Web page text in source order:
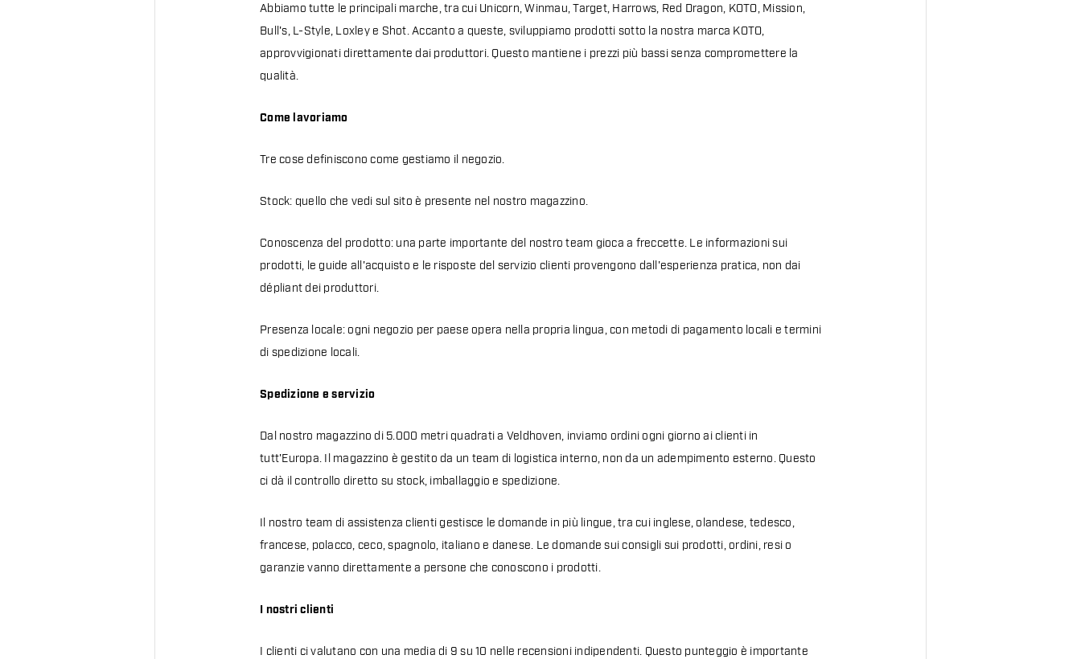
Abbiamo tutte le principali marche, tra cui Unicorn, Winmau, Target, Harrows, Red Dragon, KOTO, Mission,
Bull's, L-Style, Loxley e Shot. Accanto a queste, sviluppiamo prodotti sotto la nostra marca KOTO,
approvvigionati direttamente dai produttori. Questo mantiene i prezzi più bassi senza compromettere la
qualità.
Come lavoriamo
Tre cose definiscono come gestiamo il negozio.
Stock: quello che vedi sul sito è presente nel nostro magazzino.
Conoscenza del prodotto: una parte importante del nostro team gioca a freccette. Le informazioni sui
prodotti, le guide all'acquisto e le risposte del servizio clienti provengono dall'esperienza pratica, non dai
dépliant dei produttori.
Presenza locale: ogni negozio per paese opera nella propria lingua, con metodi di pagamento locali e termini
di spedizione locali.
Spedizione e servizio
Dal nostro magazzino di 5.000 metri quadrati a Veldhoven, inviamo ordini ogni giorno ai clienti in
tutt'Europa. Il magazzino è gestito da un team di logistica interno, non da un adempimento esterno. Questo
ci dà il controllo diretto su stock, imballaggio e spedizione.
Il nostro team di assistenza clienti gestisce le domande in più lingue, tra cui inglese, olandese, tedesco,
francese, polacco, ceco, spagnolo, italiano e danese. Le domande sui consigli sui prodotti, ordini, resi o
garanzie vanno direttamente a persone che conoscono i prodotti.
I nostri clienti
I clienti ci valutano con una media di 9 su 10 nelle recensioni indipendenti. Questo punteggio è importante